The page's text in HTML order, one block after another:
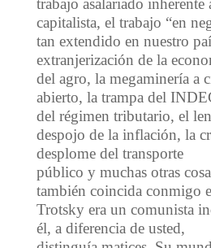
capitalista, el trabajo “en
tan extendido en nuestro
extranjerización de la
del agro, la megaminería a
abierto, la trampa del
del régimen tributario, el
despojo de la inflación, la
desplome del transporte
público y muchas otras
también coincida conmigo
Trotsky era un comunista
él, a diferencia de usted,